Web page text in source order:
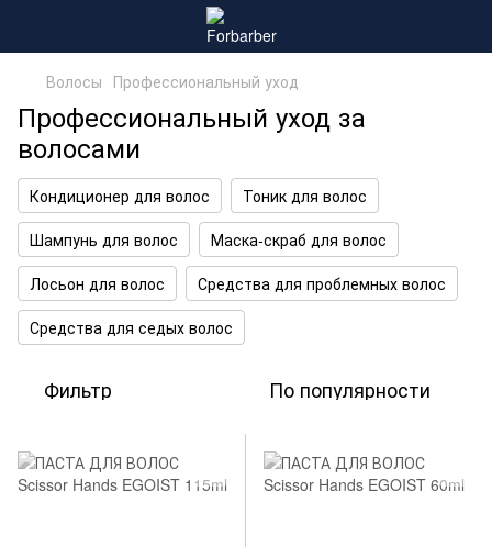
Волосы Профессиональный уход
Профессиональный уход за
волосами
Кондиционер для волос
Тоник для волос
Шампунь для волос
Маска-скраб для волос
Лосьон для волос
Средства для проблемных волос
Средства для седых волос
Фильтр По популярности